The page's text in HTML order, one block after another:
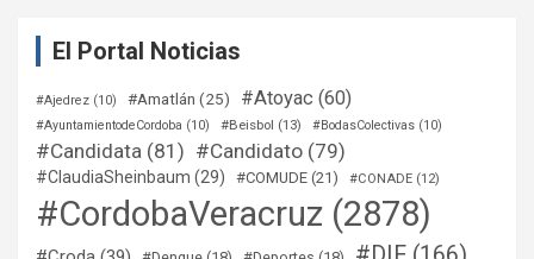
El Portal Noticias
#Ajedrez (10) #Amatlán (25) #Atoyac (60)
#AyuntamientodeCordoba (10) #Beisbol (13) #BodasColectivas (10)
#Candidata (81) #Candidato (79)
#ClaudiaSheinbaum (29) #COMUDE (21) #CONADE (12)
#CordobaVeracruz (2878)